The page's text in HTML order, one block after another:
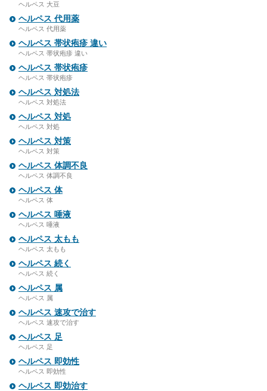
ヘルペス 大豆
ヘルペス 代用薬
ヘルペス 代用薬
ヘルペス 帯状疱疹 違い
ヘルペス 帯状疱疹 違い
ヘルペス 帯状疱疹
ヘルペス 帯状疱疹
ヘルペス 対処法
ヘルペス 対処法
ヘルペス 対処
ヘルペス 対処
ヘルペス 対策
ヘルペス 対策
ヘルペス 体調不良
ヘルペス 体調不良
ヘルペス 体
ヘルペス 体
ヘルペス 唾液
ヘルペス 唾液
ヘルペス 太もも
ヘルペス 太もも
ヘルペス 続く
ヘルペス 続く
ヘルペス 属
ヘルペス 属
ヘルペス 速攻で治す
ヘルペス 速攻で治す
ヘルペス 足
ヘルペス 足
ヘルペス 即効性
ヘルペス 即効性
ヘルペス 即効治す